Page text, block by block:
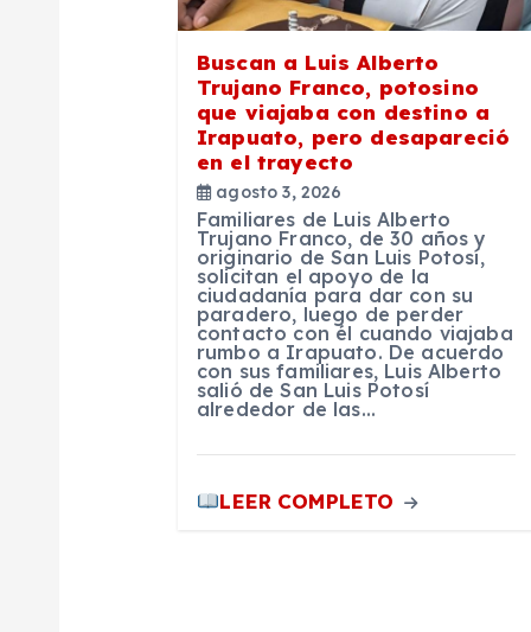
Buscan a Luis Alberto
Trujano Franco, potosino
que viajaba con destino a
Irapuato, pero desapareció
en el trayecto
agosto 3, 2026
Familiares de Luis Alberto
Trujano Franco, de 30 años y
originario de San Luis Potosí,
solicitan el apoyo de la
ciudadanía para dar con su
paradero, luego de perder
contacto con él cuando viajaba
rumbo a Irapuato. De acuerdo
con sus familiares, Luis Alberto
salió de San Luis Potosí
alrededor de las…
LEER COMPLETO